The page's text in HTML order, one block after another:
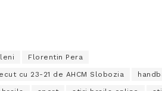
Florentin Pera
cu 23-21 de AHCM Slobozia